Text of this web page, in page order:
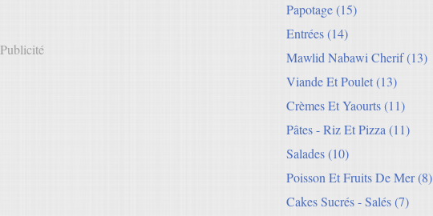
Publicité
Papotage(15)
Entrées(14)
Mawlid Nabawi Cherif(13)
Viande Et Poulet(13)
Crèmes Et Yaourts(11)
Pâtes - Riz Et Pizza (11)
Salades(10)
Poisson Et Fruits De Mer(8)
Cakes Sucrés - Salés(7)